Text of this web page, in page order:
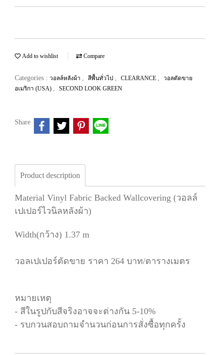
Add to wishlist Compare
Categories : วอลล์หลังผ้า , สีพื้นทั่วไป , CLEARANCE ,
วอลตัดขาย
อเมริกา (USA) , SECOND LOOK GREEN
Share
Product description
Material Vinyl Fabric Backed Wallcovering (วอลล์
เปเปอร์ไวนิลหลังผ้า)
Width(กว้าง) 1.37 m
วอลเปเปอร์ตัดขาย ราคา 264 บาท/ตารางเมตร
หมายเหตุ
- สีในรูปกับสีจริงอาจจะต่างกัน 5-10%
- รบกวนสอบถามจำนวนก่อนการสั่งซื้อทุกครั้ง